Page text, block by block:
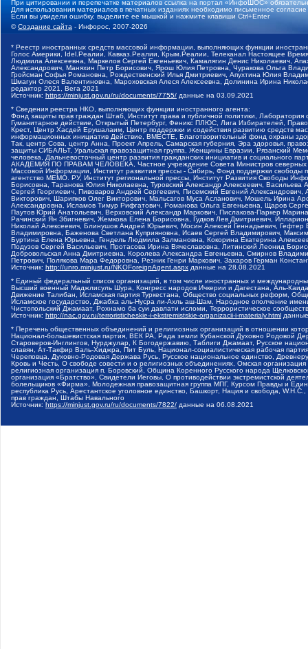
При цитировании и перепечатке материалов ссылка на портал «ИнфоШОС»
Для использования материалов в печатных изданиях необходимо письменное
Если вы увидели ошибку, выделите ее мышкой и нажмите клавиши Ctrl+Enter
©Создание сайта - Инфорос, 2007-2026
* Реестр иностранных средств массовой информации, выполняющих функции
Голос Америки, Idel.Реалии, Кавказ.Реалии, Крым.Реалии, Телеканал Настоящее
Людмила Алексеевна, Маркелов Сергей Евгеньевич, Камалягин Денис Николаевич,
Александрович, Маняхин Петр Борисович, Ярош Юлия Петровна, Чуракова Ольга
Гройсман Софья Романовна, Рождественский Илья Дмитриевич, Апухтина Юлия
Шмагун Олеся Валентиновна, Мароховская Алеся Алексеевна, Долинина Ирина
редактор 2021, Вега 2021
Источник: https://minjust.gov.ru/ru/documents/7755/ данные на 03.09.2021
* Сведения реестра НКО, выполняющих функции иностранного агента:
Фонд защиты прав граждан Штаб, Институт права и публичной политики,
Гуманитарное действие, Открытый Петербург, Феникс ПЛЮС, Лига Избирателей,
Крест, Центр Хасдей Ерушалаим, Центр поддержки и содействия развитию средств
информационных инициатив Действие, ВМЕСТЕ, Благотворительный фонд охраны
Так, центр Сова, центр Анна, Проект Апрель, Самарская губерния, Эра здоровья,
защиты СИБАЛЬТ, Уральская правозащитная группа, Женщины Евразии, Рязанский
человека, Дальневосточный центр развития гражданских инициатив и социального
АКАДЕМИЯ ПО ПРАВАМ ЧЕЛОВЕКА, Частное учреждение Совета Министров северных
Массовой Информации, Институт развития прессы - Сибирь, Фонд поддержки
агентство МЕМО. РУ, Институт региональной прессы, Институт Развития Свободы
Борисовна, Таранова Юлия Николаевна, Туровский Александр Алексеевич,
Сергей Георгиевич, Пивоваров Андрей Сергеевич, Писемский Евгений
Викторович, Шарипков Олег Викторович, Мальсагов Муса Асланович, Мошель Ирина
Александровна, Исламов Тимур Рифгатович, Романова Ольга Евгеньевна, Щаров
Паутов Юрий Анатольевич, Верховский Александр Маркович, Пислакова-Паркер
Рачинский Ян Збигневич, Жемкова Елена Борисовна, Гудков Лев Дмитриевич,
Николай Алексеевич, Блинушов Андрей Юрьевич, Мосин Алексей Геннадьевич,
Владимировна, Баженова Светлана Куприяновна, Исаев Сергей Владимирович,
Буртина Елена Юрьевна, Гендель Людмила Залмановна, Кокорина Екатерина
Подузов Сергей Васильевич, Протасова Ирина Вячеславовна, Литинский Леонид
Добровольская Анна Дмитриевна, Королева Александра Евгеньевна, Смирнов
Петрович, Полякова Мара Федоровна, Резник Генри Маркович, Захаров Герман
Источник: http://unro.minjust.ru/NKOForeignAgent.aspx данные на 28.08.2021
* Единый федеральный список организаций, в том числе иностранных и
Высший военный Маджлисуль Шура, Конгресс народов Ичкерии и Дагестана, Аль-
Движение Талибан, Исламская партия Туркестана, Общество социальных реформ,
Исламское государство, Джабха аль-Нусра ли-Ахль аш-Шам, Народное ополчение
Чистопольский Джамаат, Рохнамо ба суи давлати исломи, Террористическое
Источник: http://nac.gov.ru/terroristicheskie-i-ekstremistskie-organizacii-i-materialy.html
* Перечень общественных объединений и религиозных организаций в отношении
Национал-большевистская партия, ВЕК РА, Рада земли Кубанской Духовно Родовой
Староверов-Инглингов, Нурджулар, К Богодержавию, Таблиги Джамаат, Русское
славян, Ат-Такфир Валь-Хиджра, Пит Буль, Национал-социалистическая рабочая
Череповца, Духовно-Родовая Держава Русь, Русское национальное единство,
Кровь и Честь, О свободе совести и о религиозных объединениях, Омская
религиозная организация п. Боровский, Община Коренного Русского народа
организация «Братство», Свидетели Иеговы, О противодействии экстремистской
болельщиков «Фирма», Молодежная правозащитная группа МПГ, Курсом Правды и
республика Русь, Арестантское уголовное единство, Башкорт, Нация и свобода,
прав граждан, Штабы Навального
Источник: https://minjust.gov.ru/ru/documents/7822/ данные на 06.08.2021